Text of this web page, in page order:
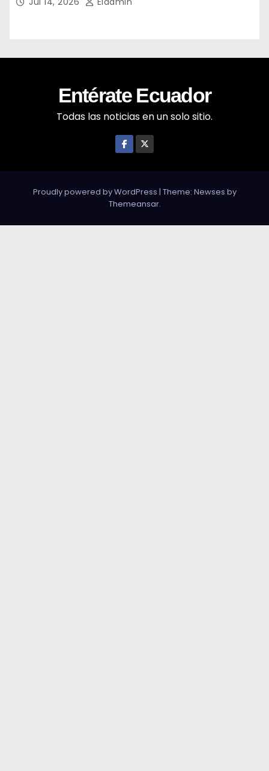
Entérate Ecuador
Todas las noticias en un solo sitio.
Proudly powered by WordPress | Theme: Newses by
Themeansar.